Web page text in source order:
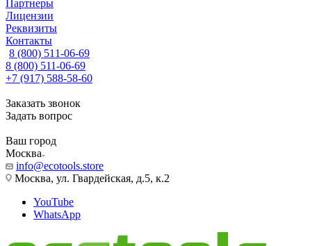
Партнеры
Лицензии
Реквизиты
Контакты
8 (800) 511-06-69
8 (800) 511-06-69
+7 (917) 588-58-60
Заказать звонок
Задать вопрос
Ваш город
Москва
info@ecotools.store
Москва, ул. Гвардейская, д.5, к.2
YouTube
WhatsApp